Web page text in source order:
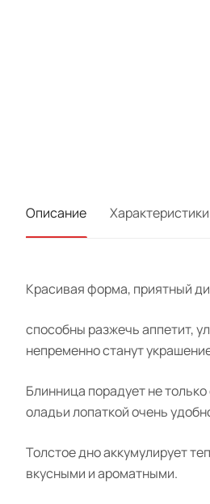
Описание Характеристики
Красивая форма, приятный
способны разжечь аппетит,
непременно станут
Блинница порадует не
оладьи лопаткой очень
Толстое дно аккумулирует
вкусными и ароматными.